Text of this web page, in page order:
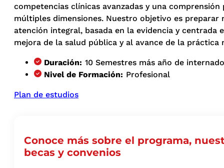
competencias clínicas avanzadas y una
múltiples dimensiones. Nuestro objetivo es preparar
atención integral, basada en la evidencia y centrada
mejora de la salud pública y al avance de la práctica
Duración: 10 Semestres más año de internado
Nivel de Formación: Profesional
Plan de estudios
Conoce más sobre el programa,
becas y convenios